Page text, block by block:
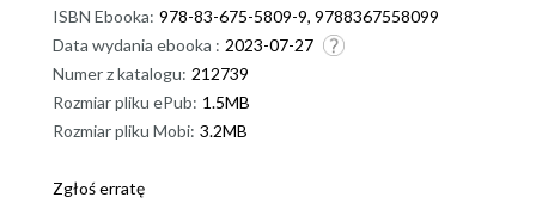
ISBN Ebooka: 978-83-675-5809-9, 9788367558099
Data wydania ebooka : 2023-07-27
Numer z katalogu: 212739
Rozmiar pliku ePub: 1.5MB
Rozmiar pliku Mobi: 3.2MB
Zgłoś erratę